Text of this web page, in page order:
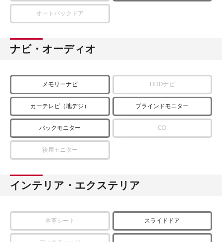
オートバックドア
ナビ・オーディオ
メモリーナビ HDDナビ
カーテレビ（地デジ） ブラインドモニター
バックモニター CD
後席モニター
インテリア・エクステリア
本革シート スライドドア